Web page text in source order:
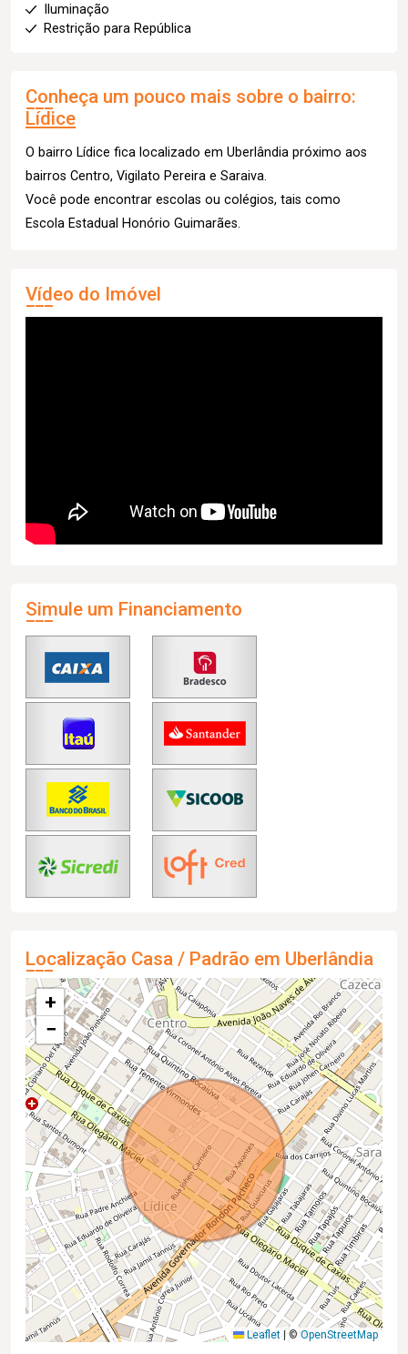
Iluminação
Restrição para República
Conheça um pouco mais sobre o bairro:
Lídice
O bairro Lídice fica localizado em Uberlândia próximo aos
bairros Centro, Vigilato Pereira e Saraiva.
Você pode encontrar escolas ou colégios, tais como
Escola Estadual Honório Guimarães.
Vídeo do Imóvel
Simule um Financiamento
Localização Casa / Padrão em Uberlândia
+
−
Leaflet |©OpenStreetMap